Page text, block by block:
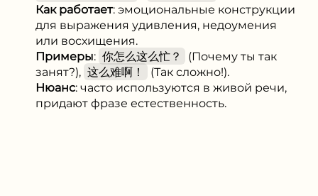
Как работает: эмоциональные конструкции
для выражения удивления, недоумения
или восхищения.
Примеры: 你怎么这么忙？
(Почему ты так
занят?), 这么难啊！
(Так сложно!).
Нюанс: часто используются в живой речи,
придают фразе естественность.